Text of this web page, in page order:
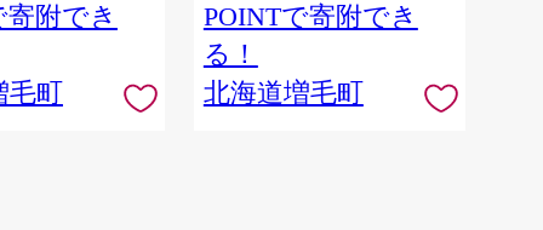
寄附でき
毛町
POINTで寄附でき
る！
北海道増毛町